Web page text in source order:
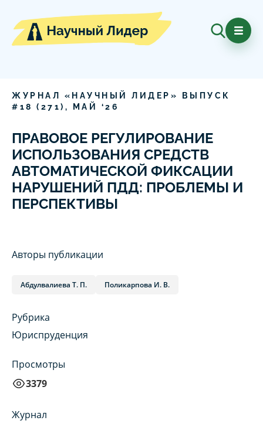
ЖУРНАЛ «НАУЧНЫЙ ЛИДЕР» ВЫПУСК
# 18 ( 271), МАЙ ‘26
ПРАВОВОЕ РЕГУЛИРОВАНИЕ
ИСПОЛЬЗОВАНИЯ СРЕДСТВ
АВТОМАТИЧЕСКОЙ ФИКСАЦИИ
НАРУШЕНИЙ ПДД: ПРОБЛЕМЫ И
ПЕРСПЕКТИВЫ
Авторы публикации
Абдулвалиева Т. П. Поликарпова И. В.
Рубрика
Юриспруденция
Просмотры
3379
Журнал